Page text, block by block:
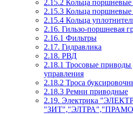
2.15.2 Кольца
2.15.3 Кольца
2.15.4 Кольца
2.16. Гильзо-поршневая
2.16.1 Фильтры
2.17. Гидравлика
2.18. РВД
2.18.1 Тросовые
управления
2.18.2 Троса
2.18.3 Ремни приводные
2.19. Электрика